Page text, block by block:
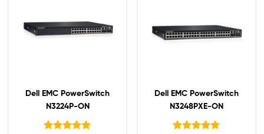
Dell EMC PowerSwitch
N3224P-ON
Dell EMC PowerSwitch
N3248PXE-ON